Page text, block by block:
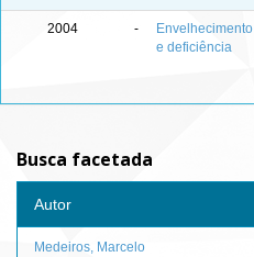
2004 -
Envelhecimento
e deficiência
Busca facetada
Autor
Medeiros, Marcelo